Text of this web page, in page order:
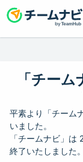
「チー
平素より「チーム
いました。
「チームナビ」
終了いたしました。